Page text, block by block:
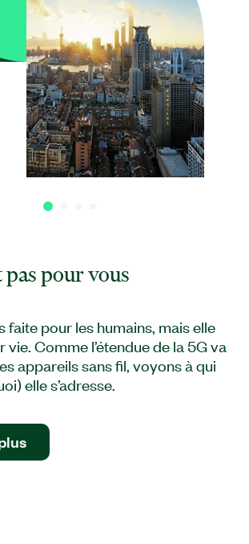
pas pour vous
faite pour les humains, mais elle
Comme l’étendue de la 5G va
appareils sans fil, voyons à qui
elle s’adresse.